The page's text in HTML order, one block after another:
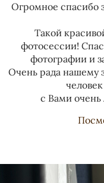
Огромное спасибо
Такой
фотосессии!
фотографии и
Очень рада нашему
с Вами очень